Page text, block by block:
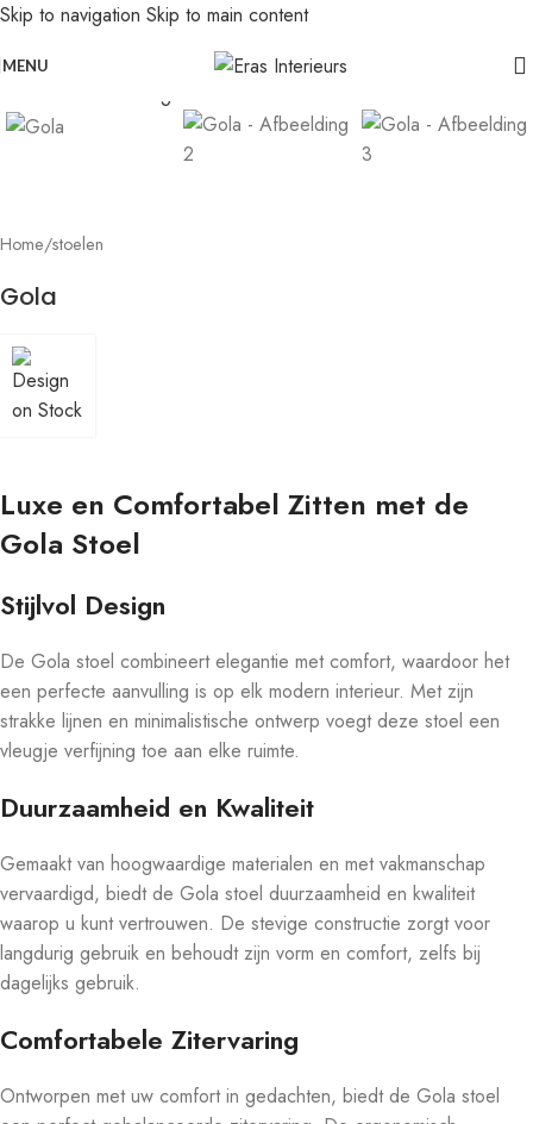
Skip to navigation Skip to main content
MENU
Home/stoelen
Gola
Luxe en Comfortabel Zitten met de
Gola Stoel
Stijlvol Design
De Gola stoel combineert elegantie met comfort, waardoor het
een perfecte aanvulling is op elk modern interieur. Met zijn
strakke lijnen en minimalistische ontwerp voegt deze stoel een
vleugje verfijning toe aan elke ruimte.
Duurzaamheid en Kwaliteit
Gemaakt van hoogwaardige materialen en met vakmanschap
vervaardigd, biedt de Gola stoel duurzaamheid en kwaliteit
waarop u kunt vertrouwen. De stevige constructie zorgt voor
langdurig gebruik en behoudt zijn vorm en comfort, zelfs bij
dagelijks gebruik.
Comfortabele Zitervaring
Ontworpen met uw comfort in gedachten, biedt de Gola stoel